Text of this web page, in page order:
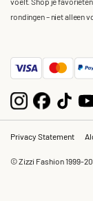
rondingen – niet alleen
Privacy Statement
© Zizzi Fashion 1999-